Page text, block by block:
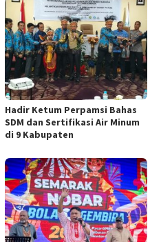
Hadir Ketum Perpamsi Bahas
SDM dan Sertifikasi Air Minum
di 9 Kabupaten